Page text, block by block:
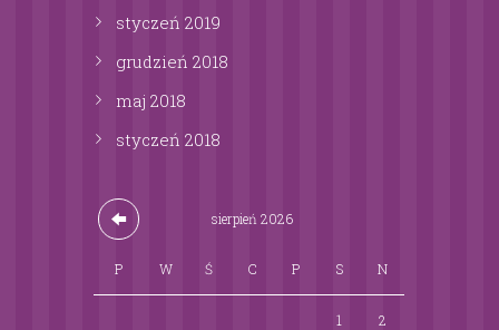
styczeń 2019
grudzień 2018
maj 2018
styczeń 2018
sierpień 2026
P W Ś C P S N
1 2